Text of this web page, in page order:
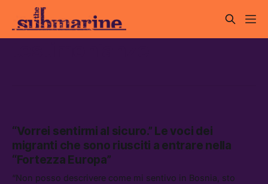
“Vorrei sentirmi al sicuro.” Le voci dei
migranti che sono riusciti a entrare nella
“Fortezza Europa”
“Non posso descrivere come mi sentivo in Bosnia, sto